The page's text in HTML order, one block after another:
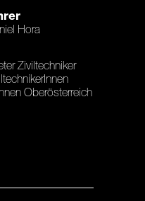
Hora
Ziviltechniker
Oberösterreich